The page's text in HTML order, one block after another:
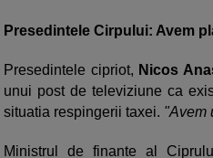
Presedintele Cirpului: Avem
Presedintele cipriot, Nicos
unui post de televiziune ca
situatia respingerii taxei. "Avem
Ministrul de finante al